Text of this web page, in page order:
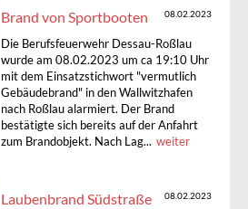
08.02.2023
Brand von Sportbooten
Die Berufsfeuerwehr Dessau-Roßlau
wurde am 08.02.2023 um ca 19:10 Uhr
mit dem Einsatzstichwort "vermutlich
Gebäudebrand" in den Wallwitzhafen
nach Roßlau alarmiert. Der Brand
bestätigte sich bereits auf der Anfahrt
zum Brandobjekt. Nach Lag... weiter
08.02.2023
Laubenbrand Südstraße